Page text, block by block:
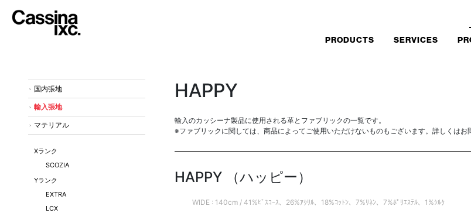
PRODUCTS SERVICES
HAPPY
輸入のカッシーナ製品に使用される革とファブリックの一覧です。
※ファブリックに関しては、商品によってご使用いただけないものもございます。詳しくはお
HAPPY （ハッピー）
WIDE : 140cm / 41%ﾋﾞｽｺｰｽ、26%ｱｸﾘﾙ、18%ｺｯﾄﾝ、7%ﾘﾈﾝ、7%ﾎﾟﾘｴｽﾃﾙ、1%ｼﾙｸ
国内張地
輸入張地
マテリアル
Xランク
SCOZIA
Yランク
EXTRA
LCX